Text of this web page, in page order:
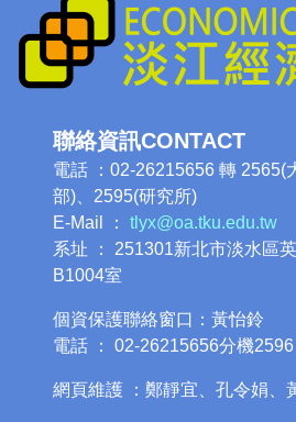
聯絡資訊CONTACT
電話 ：02-26215656 轉 2565(
部)、2595(研究所)
E-Mail ： tlyx@oa.tku.edu.tw
系址 ： 251301新北市淡水區
B1004室
個資保護聯絡窗口：黃怡鈴
電話 ： 02-26215656分機2596
網頁維護 ：鄭靜宜、孔令娟、